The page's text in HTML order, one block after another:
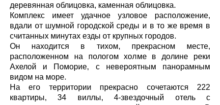
деревянная облицовка, каменная облицовка.
Комплекс имеет удачное узловое расположение,
вдали от шумной городской среды и в то же время в
считанных минутах езды от крупных городов.
Он находится в тихом, прекрасном месте,
расположенном на пологом холме в долине реки
Ахелой и Поморие, с невероятным панорамным
видом на море.
На его территории прекрасно сочетаются 222
квартиры, 34 виллы, 4-звездочный отель с